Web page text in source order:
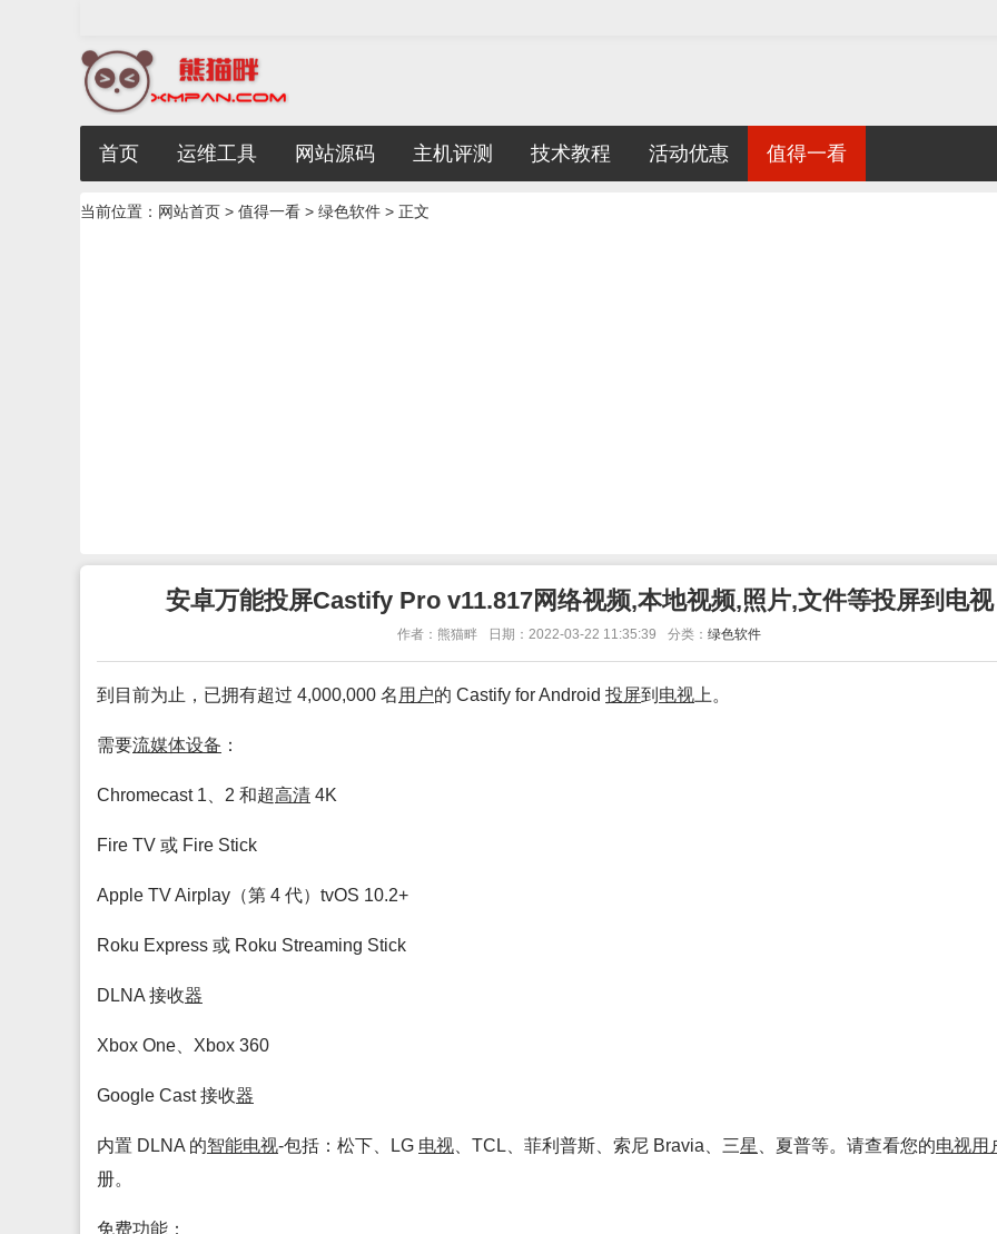
首页 运维工具 网站源码 主机评测 技术教程 活动优惠 值得一看
当前位置： 网站首页 > 值得一看 > 绿色软件 > 正文
安卓万能投屏Castify Pro v11.817网络视频,本地视频,照片,文件等投屏到电视
作者：熊猫畔 日期：2022-03-22 11:35:39 分类：绿色软件
到目前为止，已拥有超过 4,000,000 名 用户的 Castify for Android 投屏到 电视 上。
需要流媒体设备 ：
Chromecast 1、2 和超高清 4K
Fire TV 或 Fire Stick
Apple TV Airplay（第 4 代）tvOS 10.2+
Roku Express 或 Roku Streaming Stick
DLNA 接收器
Xbox One、Xbox 360
Google Cast 接收器
内置 DLNA 的智能电视-包括：松下、LG 电视 、TCL、菲利普斯、索尼 Bravia、三星 、夏普等。请查看您的电视用
册。
免费功能 ：